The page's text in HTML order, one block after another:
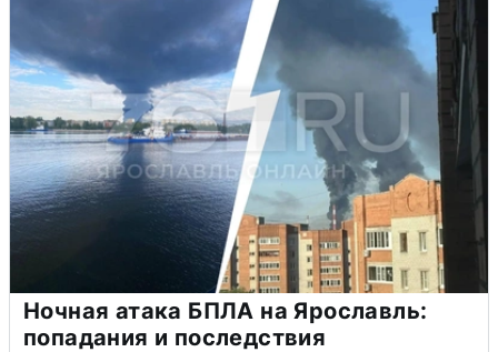
Ночная атака БПЛА на Ярославль:
попадания и последствия